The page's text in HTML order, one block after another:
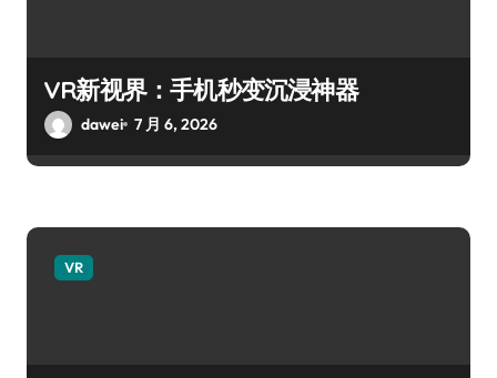
VR新视界：手机秒变沉浸神器
dawei 7 月 6, 2026
VR